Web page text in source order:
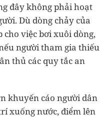
đây không phải hoạt
Dù dòng chảy của
cho việc bơi xuôi dòng,
người tham gia thiếu
thủ các quy tắc an
khuyến cáo người dân
xuống nước, điểm lên